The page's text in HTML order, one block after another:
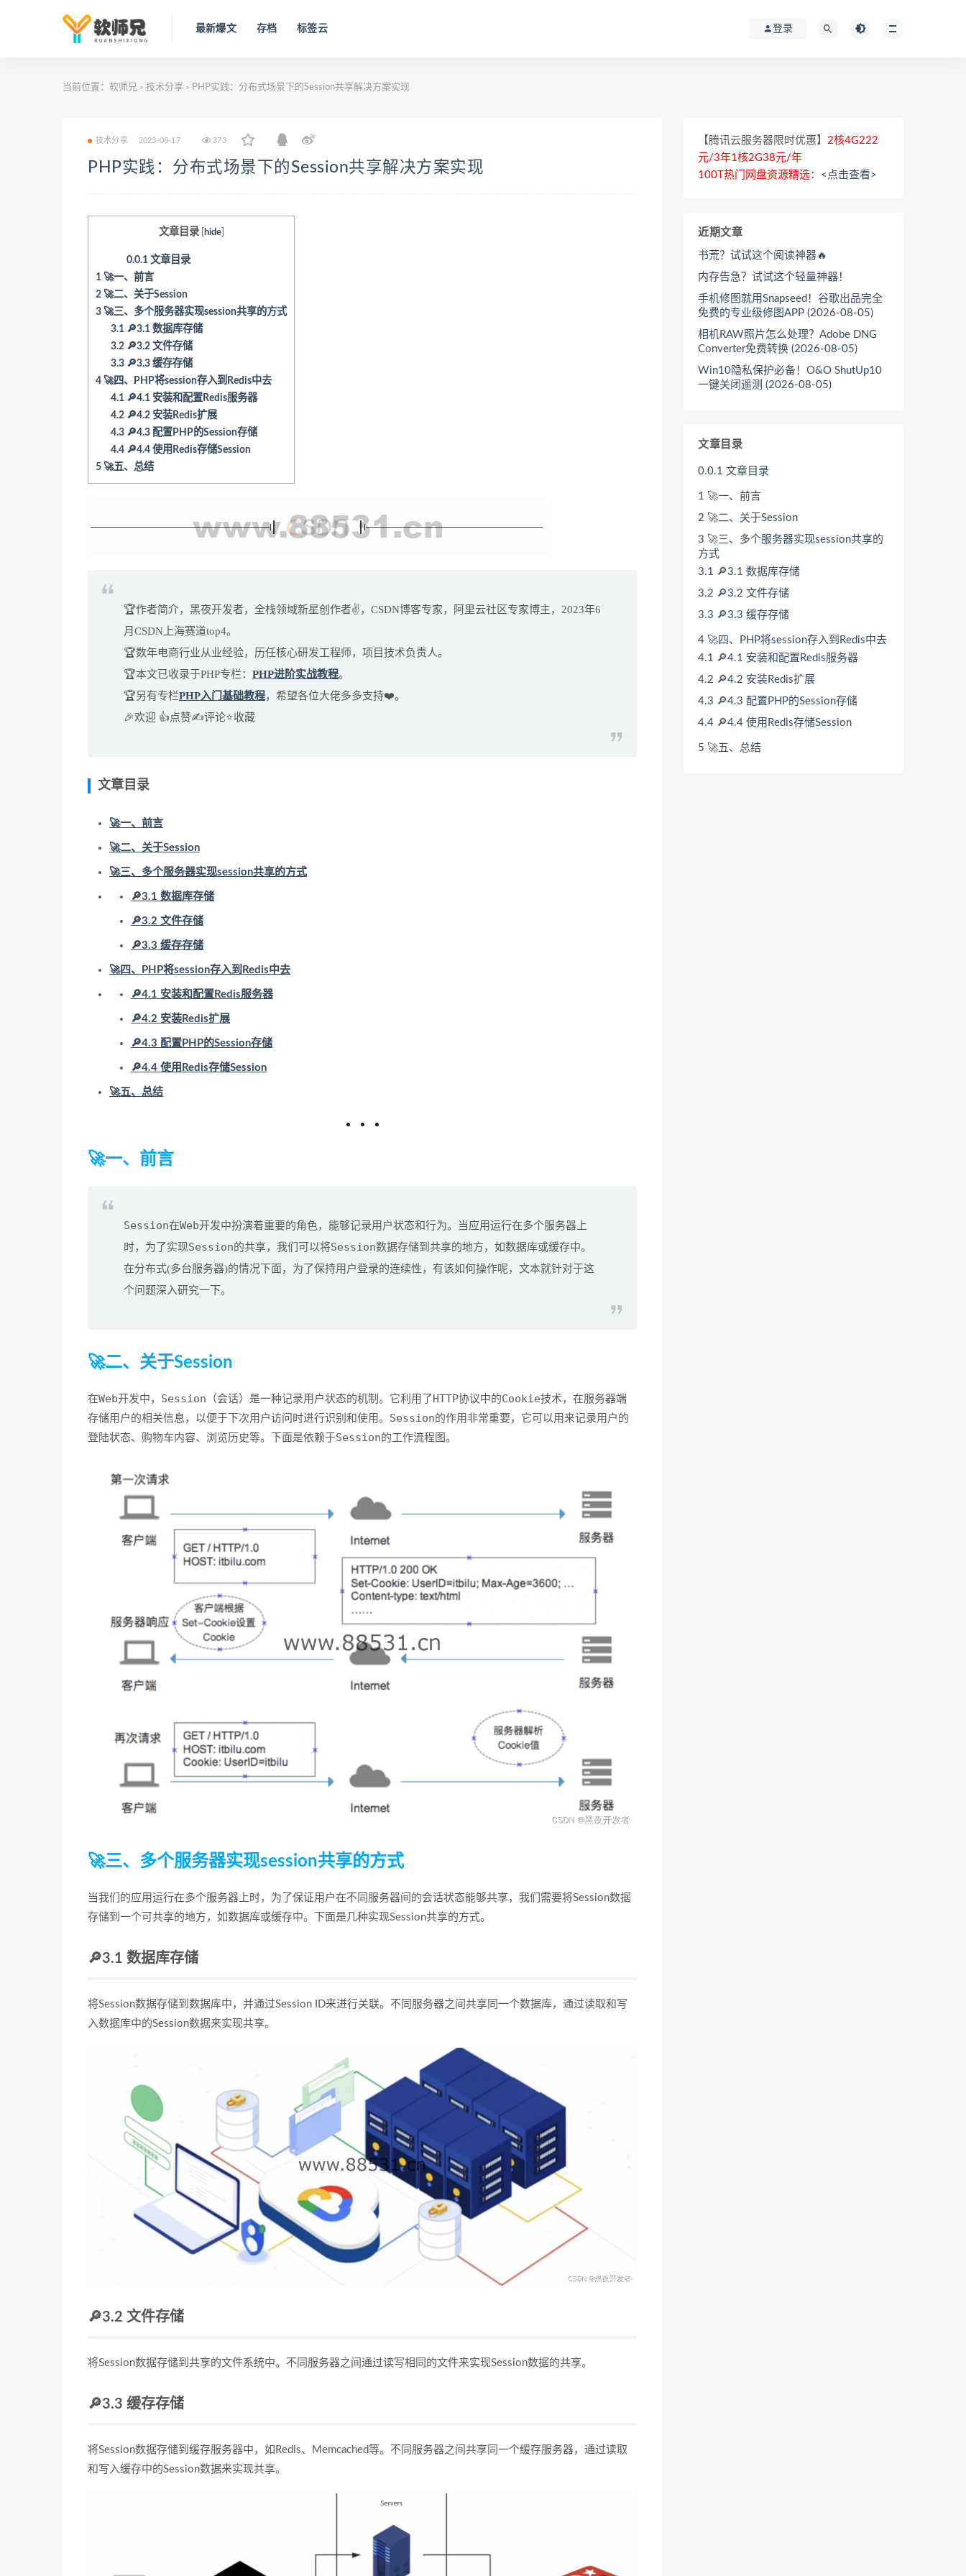
最新爆文 存档 标签云 登录
当前位置： 软师兄 > 技术分享 > PHP实践：分布式场景下的Session共享解决方案实现
技术分享 2023-08-17 373
PHP实践：分布式场景下的Session共享解决方案实现
文章目录 hide]
0.0.1文章目录
1 🚀一、前言
2 🚀二、关于Session
3 🚀三、多个服务器实现session共享的方式
3.1 🔎3.1 数据库存储
3.2 🔎3.2 文件存储
3.3 🔎3.3 缓存存储
4 🚀四、PHP将session存入到Redis中去
4.1 🔎4.1 安装和配置Redis服务器
4.2 🔎4.2 安装Redis扩展
4.3 🔎4.3 配置PHP的Session存储
4.4 🔎4.4 使用Redis存储Session
5 🚀五、总结
🏆作者简介，黑夜开发者，全栈领域新星创作者✌，CSDN博客专家，阿里云社区专家博主，2023年6
月CSDN上海赛道top4。
🏆数年电商行业从业经验，历任核心研发工程师，项目技术负责人。
🏆本文已收录于PHP专栏： PHP进阶实战教程。
🏆另有专栏PHP入门基础教程，希望各位大佬多多支持❤️。
🎉欢迎 👍点赞✍评论⭐收藏
文章目录
🚀一、前言
🚀二、关于Session
🚀三、多个服务器实现session共享的方式
🔎3.1 数据库存储
🔎3.2 文件存储
🔎3.3 缓存存储
🚀四、PHP将session存入到Redis中去
🔎4.1 安装和配置Redis服务器
🔎4.2 安装Redis扩展
🔎4.3 配置PHP的Session存储
🔎4.4 使用Redis存储Session
🚀五、总结
🚀一、前言
Session在Web开发中扮演着重要的角色，能够记录用户状态和行为。当应用运行在多个服务器上
时，为了实现Session的共享，我们可以将Session数据存储到共享的地方，如数据库或缓存中。
在分布式(多台服务器)的情况下面，为了保持用户登录的连续性，有该如何操作呢，文本就针对于这
个问题深入研究一下。
🚀二、关于Session
在Web开发中， Session （会话）是一种记录用户状态的机制。它利用了 HTTP协议中的Cookie技术，在服务器端
存储用户的相关信息，以便于下次用户访问时进行识别和使用。 Session 的作用非常重要，它可以用来记录用户的
登陆状态、购物车内容、浏览历史等。下面是依赖于Session 的工作流程图。
🚀三、多个服务器实现session共享的方式
当我们的应用运行在多个服务器上时，为了保证用户在不同服务器间的会话状态能够共享，我们需要将Session数据
存储到一个可共享的地方，如数据库或缓存中。下面是几种实现Session共享的方式。
🔎3.1 数据库存储
将Session数据存储到数据库中，并通过Session ID来进行关联。不同服务器之间共享同一个数据库，通过读取和写
入数据库中的Session数据来实现共享。
🔎3.2 文件存储
将Session数据存储到共享的文件系统中。不同服务器之间通过读写相同的文件来实现Session数据的共享。
🔎3.3 缓存存储
将Session数据存储到缓存服务器中，如Redis、Memcached等。不同服务器之间共享同一个缓存服务器，通过读取
和写入缓存中的Session数据来实现共享。
【腾讯云服务器限时优惠】 2核4G222
元/3年1核2G38元/年
100T热门网盘资源精选： <点击查看>
近期文章
书荒？试试这个阅读神器🔥
内存告急？试试这个轻量神器！
手机修图就用Snapseed！谷歌出品完全
免费的专业级修图APP (2026-08-05)
相机RAW照片怎么处理？Adobe DNG
Converter免费转换 (2026-08-05)
Win10隐私保护必备！O&O ShutUp10
一键关闭遥测 (2026-08-05)
文章目录
0.0.1 文章目录
1 🚀一、前言
2 🚀二、关于Session
3 🚀三、多个服务器实现session共享的
方式
3.1 🔎3.1 数据库存储
3.2 🔎3.2 文件存储
3.3 🔎3.3 缓存存储
4 🚀四、PHP将session存入到Redis中去
4.1 🔎4.1 安装和配置Redis服务器
4.2 🔎4.2 安装Redis扩展
4.3 🔎4.3 配置PHP的Session存储
4.4 🔎4.4 使用Redis存储Session
5 🚀五、总结